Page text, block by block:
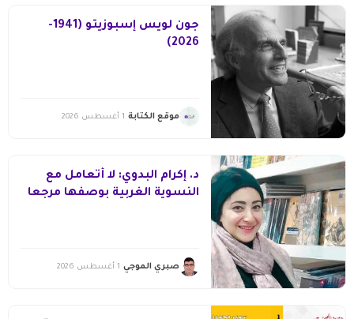
جون لويس إسبوزيتو (1941-
2026)
موقع الكتابة 1 أغسطس 2026
د. إكرام البدوي: لا أتعامل مع
النسوية الغربية بوصفها مرجعا
صبري الموجي 1 أغسطس 2026